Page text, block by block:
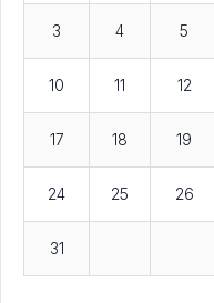
3 4 5
10 11 12
17 18 19
24 25 26
31